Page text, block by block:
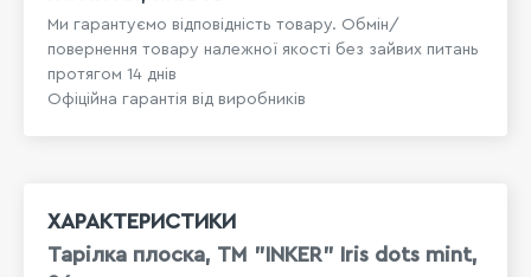
Ми гарантуємо відповідність товару. Обмін/
повернення товару належної якості без зайвих питань
протягом 14 днів
Офіційна гарантія від виробників
ХАРАКТЕРИСТИКИ
Тарілка плоска, ТМ "INKER" Iris dots mint,